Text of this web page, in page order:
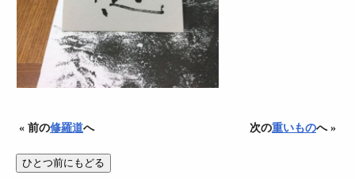
« 前の修羅道へ 次の重いものへ »